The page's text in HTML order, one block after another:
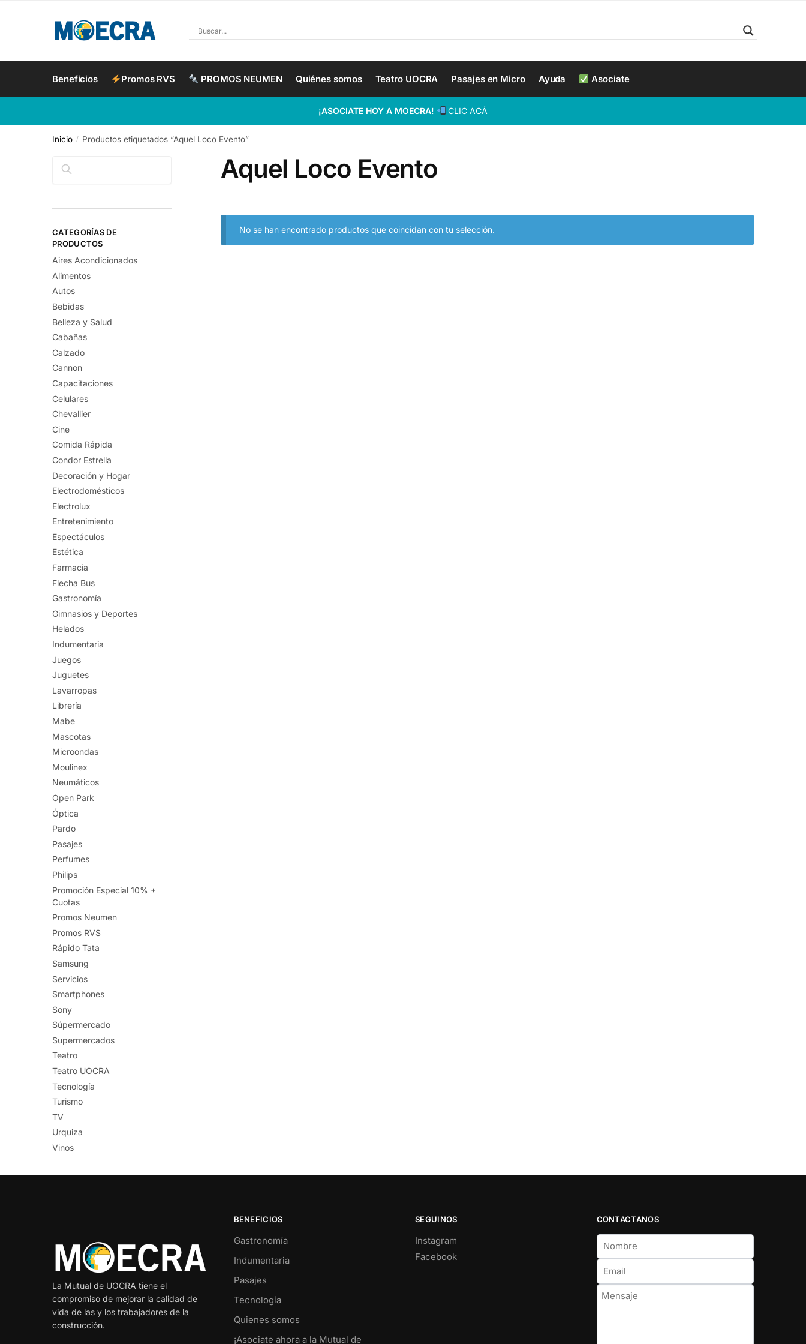
Beneficios Promos RVS PROMOS NEUMEN Quiénes somos Teatro UOCRA Pasajes en Micro Ayuda Asociate
¡ASOCIATE HOY A MOECRA! CLIC ACÁ
Inicio / Productos etiquetados “Aquel Loco Evento”
Aquel Loco Evento
No se han encontrado productos que coincidan con tu selección.
Buscar
CATEGORÍAS DE
PRODUCTOS
Aires Acondicionados
Alimentos
Autos
Bebidas
Belleza y Salud
Cabañas
Calzado
Cannon
Capacitaciones
Celulares
Chevallier
Cine
Comida Rápida
Condor Estrella
Decoración y Hogar
Electrodomésticos
Electrolux
Entretenimiento
Espectáculos
Estética
Farmacia
Flecha Bus
Gastronomía
Gimnasios y Deportes
Helados
Indumentaria
Juegos
Juguetes
Lavarropas
Librería
Mabe
Mascotas
Microondas
Moulinex
Neumáticos
Open Park
Óptica
Pardo
Pasajes
Perfumes
Philips
Promoción Especial 10% +
Cuotas
Promos Neumen
Promos RVS
Rápido Tata
Samsung
Servicios
Smartphones
Sony
Súpermercado
Supermercados
Teatro
Teatro UOCRA
Tecnología
Turismo
TV
Urquiza
Vinos
La Mutual de UOCRA tiene el
compromiso de mejorar la calidad de
vida de las y los trabajadores de la
construcción.
BENEFICIOS
Gastronomía
Indumentaria
Pasajes
Tecnología
Quienes somos
¡Asociate ahora a la Mutual de
SEGUINOS
Instagram
Facebook
CONTACTANOS